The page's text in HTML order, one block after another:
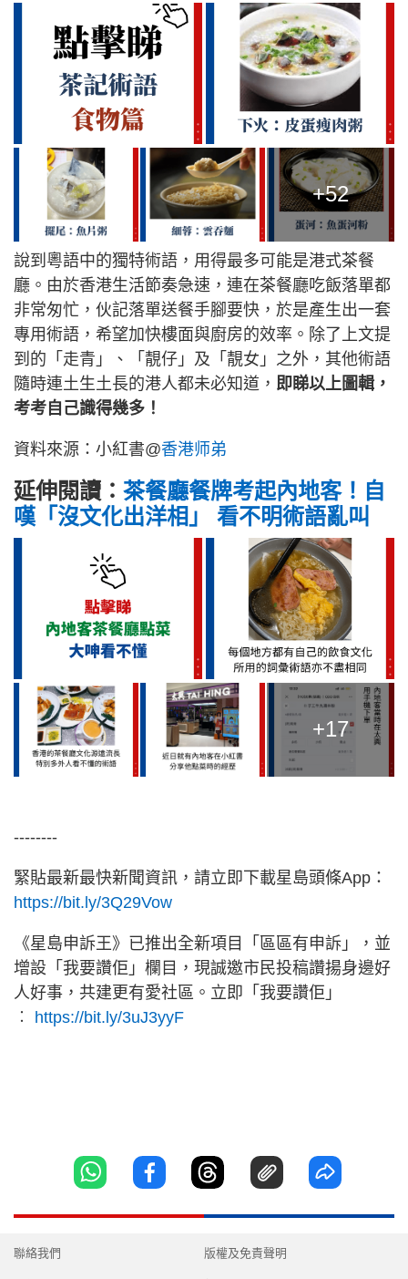
+52
說到粵語中的獨特術語，用得最多可能是港式茶餐
廳。由於香港生活節奏急速，連在茶餐廳吃飯落單都
非常匆忙，伙記落單送餐手腳要快，於是產生出一套
專用術語，希望加快樓面與廚房的效率。除了上文提
到的「走青」、「靚仔」及「靚女」之外，其他術語
隨時連土生土長的港人都未必知道， 即睇以上圖輯，
考考自己識得幾多！
資料來源：小紅書@香港师弟
延伸閱讀： 茶餐廳餐牌考起內地客！自
嘆「沒文化出洋相」 看不明術語亂叫
+17
--------
緊貼最新最快新聞資訊，請立即下載星島頭條App：
https://bit.ly/3Q29Vow
《星島申訴王》已推出全新項目「區區有申訴」，並
增設「我要讚佢」欄目，現誠邀市民投稿讚揚身邊好
人好事，共建更有愛社區。立即「我要讚佢」
︰ https://bit.ly/3uJ3yyF
聯絡我們 版權及免責聲明